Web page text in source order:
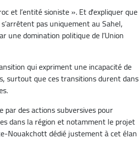
et l’entité sioniste ». Et d'expliquer que
pas uniquement au Sahel,
domination politique de l’Union
qui expriment une incapacité de
surtout que ces transitions durent dans
des actions subversives pour
dans la région et notamment le projet
Nouakchott dédié justement à cet élan